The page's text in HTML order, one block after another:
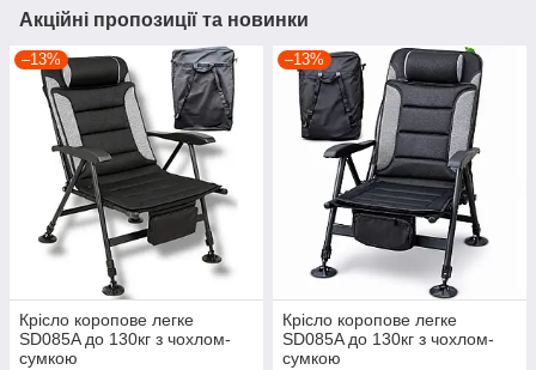
Акційні пропозиції та новинки
–13%
Крісло коропове легке
SD085A до 130кг з чохлом-
сумкою
–13%
Крісло коропове легке
SD085A до 130кг з чохлом-
сумкою